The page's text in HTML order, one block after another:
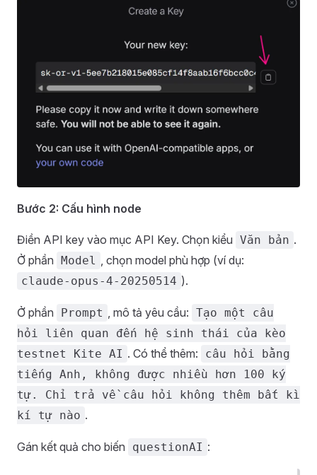
Bước 2: Cấu hình node
Điền API key vào mục API Key. Chọn kiểu Văn bản .
Ở phần Model , chọn model phù hợp (ví dụ:
claude-opus-4-20250514 ).
Ở phần Prompt , mô tả yêu cầu: Tạo một câu
hỏi liên quan đến hệ sinh thái của kèo
testnet Kite AI . Có thể thêm:
câu hỏi bằng
tiếng Anh, không được nhiều hơn 100 ký
tự. Chỉ trả về câu hỏi không thêm bất kì
kí tự nào .
Gán kết quả cho biến questionAI :